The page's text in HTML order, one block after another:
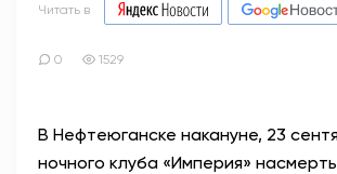
Читать в
0 1529
В Нефтеюганске накануне, 23
ночного клуба «Империя»